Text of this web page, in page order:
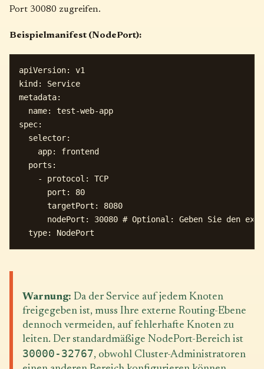
Port 30080 zugreifen.
Beispielmanifest (NodePort):
apiVersion: v1
kind: Service
metadata:
  name: test-web-app
spec:
  selector:
    app: frontend
  ports:
    - protocol: TCP
      port: 80
      targetPort: 8080
nodePort: 30080 # Optional: Geben Sie den
Warnung: Da der Service auf jedem Knoten
freigegeben ist, muss Ihre externe Routing-Ebene
dennoch vermeiden, auf fehlerhafte Knoten zu
leiten. Der standardmäßige NodePort-Bereich ist
30000-32767, obwohl Cluster-Administratoren